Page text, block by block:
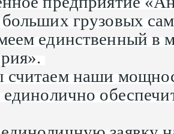
грузовых
единственный в
наши